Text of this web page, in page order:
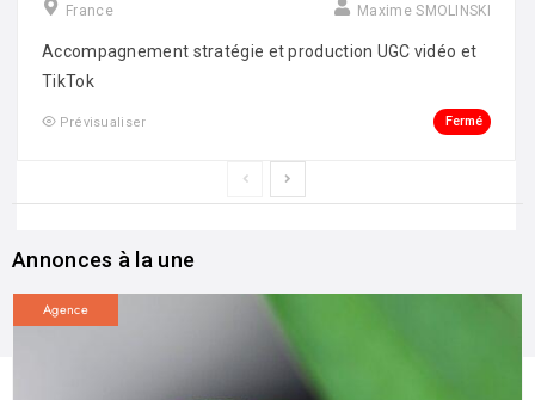
France Maxime SMOLINSKI
Accompagnement stratégie et production UGC vidéo et
TikTok
Prévisualiser Fermé
Annonces à la une
Agence